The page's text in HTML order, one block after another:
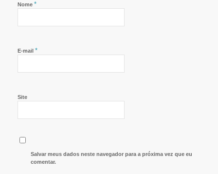
Nome *
E-mail *
Site
Salvar meus dados neste navegador para a próxima vez que eu
comentar.